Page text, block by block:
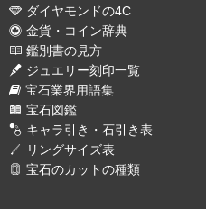
ダイヤモンドの4C
金貨・コイン辞典
鑑別書の見方
ジュエリー刻印一覧
宝石業界用語集
宝石図鑑
キャラ引き・石引き表
リングサイズ表
宝石のカットの種類